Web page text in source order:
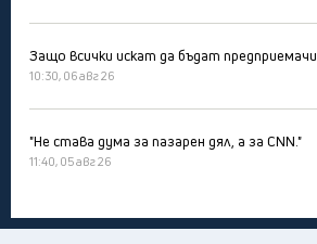
Защо всички искат да бъдат предприемачи
10:30, 06 авг 26
"Не става дума за пазарен дял, а за CNN."
11:40, 05 авг 26